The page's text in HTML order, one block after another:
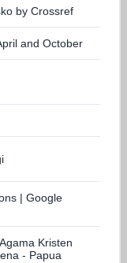
by Crossref
and October
| Google
Kristen
- Papua